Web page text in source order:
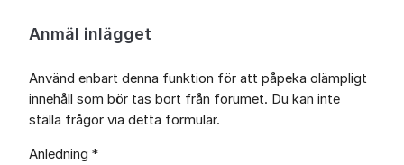
Anmäl inlägget
Använd enbart denna funktion för att påpeka olämpligt
innehåll som bör tas bort från forumet. Du kan inte
ställa frågor via detta formulär.
Anledning *